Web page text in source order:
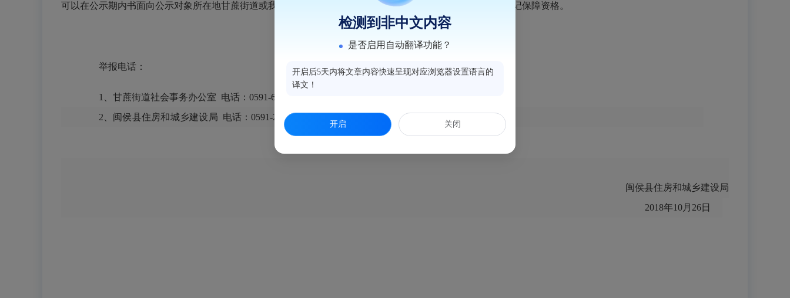
可以在公示期内书面向公示对象所在地甘蔗街道或我局举报。公示期满无异议或经调查异议不成立的，予以登记保障资格。
举报电话：
1、甘蔗街道社会事务办公室 电话：0591-62099611
2、 闽侯县住房和城乡建设 局 电话： 0591-22065519
闽侯县住房和城乡建设局
2018年10月26日
检测到非中文内容
是否启用自动翻译功能？
开启后5天内将文章内容快速呈现对应浏览器设置语言的
译文！
开启 关闭